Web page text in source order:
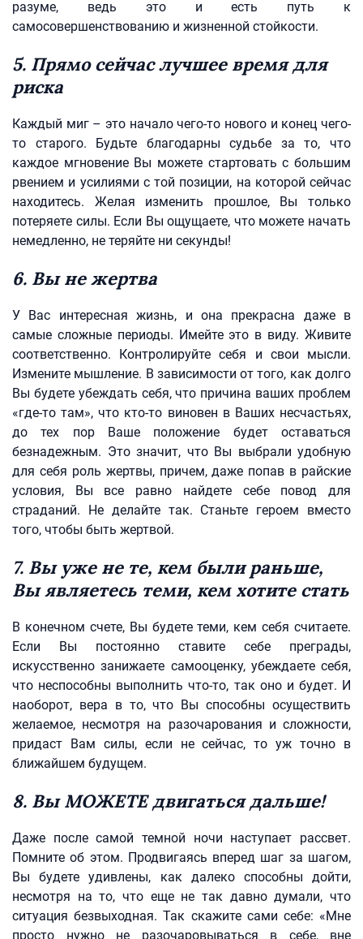
разуме, ведь это и есть путь к
самосовершенствованию и жизненной стойкости.
5. Прямо сейчас лучшее время для
риска
Каждый миг – это начало чего-то нового и конец чего-
то старого. Будьте благодарны судьбе за то, что
каждое мгновение Вы можете стартовать с большим
рвением и усилиями с той позиции, на которой сейчас
находитесь. Желая изменить прошлое, Вы только
потеряете силы. Если Вы ощущаете, что можете начать
немедленно, не теряйте ни секунды!
6. Вы не жертва
У Вас интересная жизнь, и она прекрасна даже в
самые сложные периоды. Имейте это в виду. Живите
соответственно. Контролируйте себя и свои мысли.
Измените мышление. В зависимости от того, как долго
Вы будете убеждать себя, что причина ваших проблем
«где-то там», что кто-то виновен в Ваших несчастьях,
до тех пор Ваше положение будет оставаться
безнадежным. Это значит, что Вы выбрали удобную
для себя роль жертвы, причем, даже попав в райские
условия, Вы все равно найдете себе повод для
страданий. Не делайте так. Станьте героем вместо
того, чтобы быть жертвой.
7. Вы уже не те, кем были раньше,
Вы являетесь теми, кем хотите стать
В конечном счете, Вы будете теми, кем себя считаете.
Если Вы постоянно ставите себе преграды,
искусственно занижаете самооценку, убеждаете себя,
что неспособны выполнить что-то, так оно и будет. И
наоборот, вера в то, что Вы способны осуществить
желаемое, несмотря на разочарования и сложности,
придаст Вам силы, если не сейчас, то уж точно в
ближайшем будущем.
8. Вы МОЖЕТЕ двигаться дальше!
Даже после самой темной ночи наступает рассвет.
Помните об этом. Продвигаясь вперед шаг за шагом,
Вы будете удивлены, как далеко способны дойти,
несмотря на то, что еще не так давно думали, что
ситуация безвыходная. Так скажите сами себе: «Мне
просто нужно не разочаровываться в себе, вне